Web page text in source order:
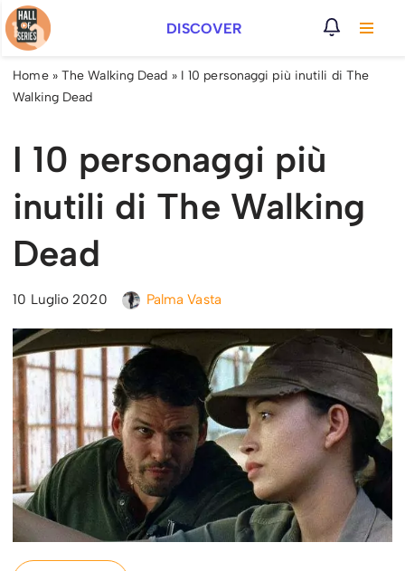
Vai
al
contenuto
DISCOVER
Home» The Walking Dead » I 10 personaggi più inutili di The
Walking Dead
I 10 personaggi più
inutili di The Walking
Dead
10 Luglio 2020 Palma Vasta